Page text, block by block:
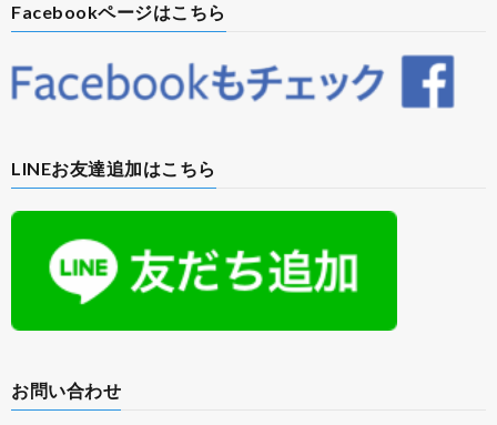
Facebookページはこちら
LINEお友達追加はこちら
お問い合わせ